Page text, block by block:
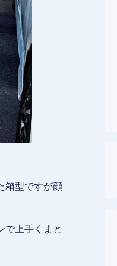
箱型ですが顔
で上手くまと